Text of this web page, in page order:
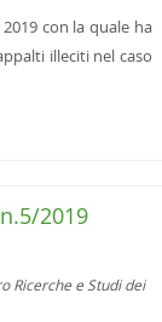
con la quale ha
illeciti nel caso
2019
Ricerche e Studi dei